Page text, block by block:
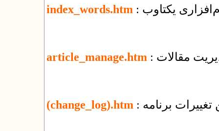
index_words.htm یکتاوب
article_manage.htm مقالات
(change_log).htm برنامه